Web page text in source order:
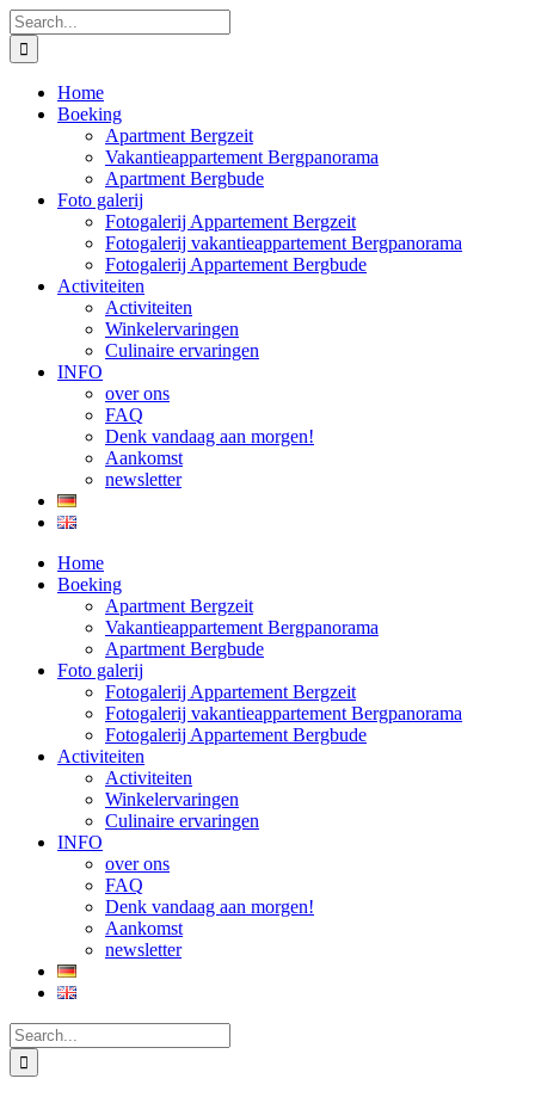
Skip
to
content
Search
for:
Home
Boeking
Apartment Bergzeit
Vakantieappartement Bergpanorama
Apartment Bergbude
Foto galerij
Fotogalerij Appartement Bergzeit
Fotogalerij vakantieappartement Bergpanorama
Fotogalerij Appartement Bergbude
Activiteiten
Activiteiten
Winkelervaringen
Culinaire ervaringen
INFO
over ons
FAQ
Denk vandaag aan morgen!
Aankomst
newsletter
Home
Boeking
Apartment Bergzeit
Vakantieappartement Bergpanorama
Apartment Bergbude
Foto galerij
Fotogalerij Appartement Bergzeit
Fotogalerij vakantieappartement Bergpanorama
Fotogalerij Appartement Bergbude
Activiteiten
Activiteiten
Winkelervaringen
Culinaire ervaringen
INFO
over ons
FAQ
Denk vandaag aan morgen!
Aankomst
newsletter
Search
for: